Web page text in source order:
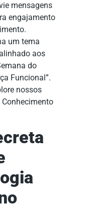
mensagens
engajamento
um tema
aos
do
Funcional”.
nossos
Conhecimento